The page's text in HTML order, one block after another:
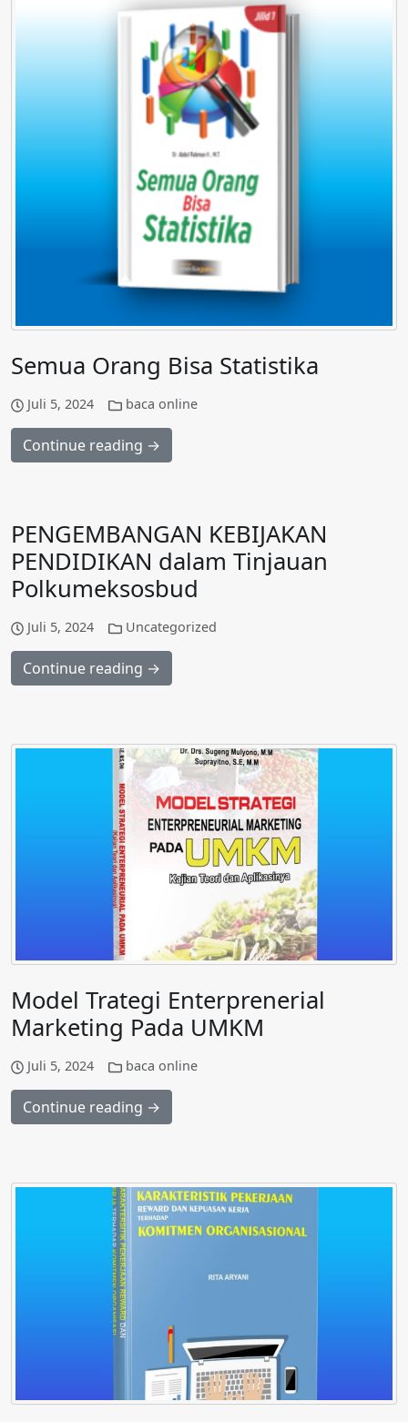
Semua Orang Bisa Statistika
Juli 5, 2024 baca online
Continue reading →
PENGEMBANGAN KEBIJAKAN
PENDIDIKAN dalam Tinjauan
Polkumeksosbud
Juli 5, 2024 Uncategorized
Continue reading →
Model Trategi Enterprenerial
Marketing Pada UMKM
Juli 5, 2024 baca online
Continue reading →